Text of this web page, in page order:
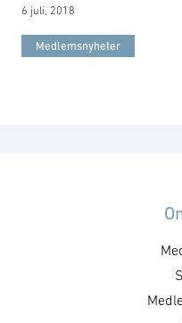
6 juli, 2018
Medlemsnyheter